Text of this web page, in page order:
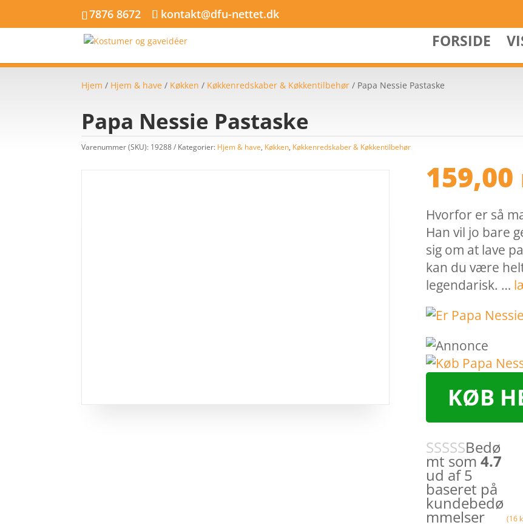
7876 8672 kontakt@dfu-nettet.dk
FORSIDE
Hjem / Hjem & have / Køkken / Køkkenredskaber & Køkkentilbehør / Papa Nessie Pastaske
Papa Nessie Pastaske
Varenummer (SKU): 19288 Kategorier: Hjem & have, Køkken, Køkkenredskaber & Køkkentilbehør
159,00
Hvorfor er så
Han vil jo bare
sig om at lave
kan du være
legendarisk. …
KØB
Bedø
mt som 4.7
ud af 5
baseret på
kundebedø
mmelser (16